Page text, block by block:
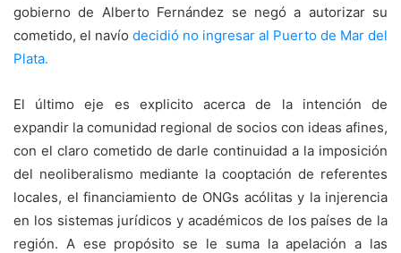
gobierno de Alberto Fernández se negó a autorizar su
cometido, el navío decidió no ingresar al Puerto de Mar del
Plata.
El último eje es explicito acerca de la intención de
expandir la comunidad regional de socios con ideas afines,
con el claro cometido de darle continuidad a la imposición
del neoliberalismo mediante la cooptación de referentes
locales, el financiamiento de ONGs acólitas y la injerencia
en los sistemas jurídicos y académicos de los países de la
región. A ese propósito se le suma la apelación a las